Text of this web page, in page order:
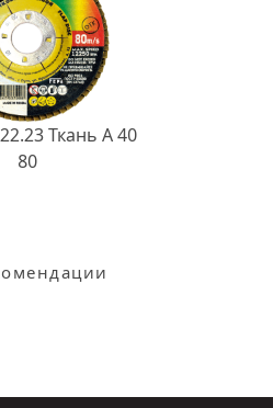
Ткань A 40
80